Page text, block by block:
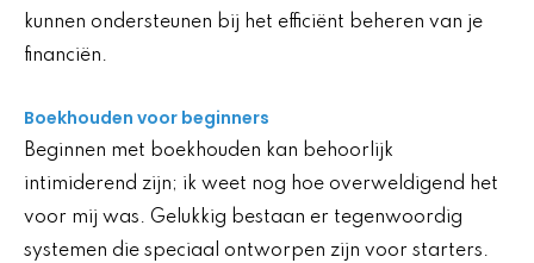
kunnen ondersteunen bij het efficiënt beheren van je
financiën.
Boekhouden voor beginners
Beginnen met boekhouden kan behoorlijk
intimiderend zijn; ik weet nog hoe overweldigend het
voor mij was. Gelukkig bestaan er tegenwoordig
systemen die speciaal ontworpen zijn voor starters.